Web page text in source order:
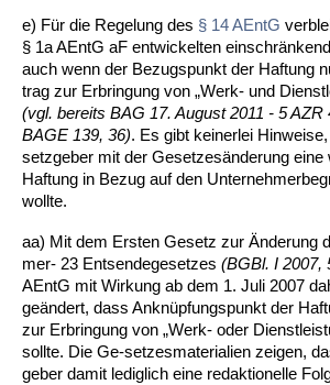
e) Für die Re­ge­lung des § 14 AEntG
§ 1a AEntG aF ent­wi­ckel­ten
auch wenn der Be­zugs­punkt der Haf­tung
trag zur Er­brin­gung von „Werk- und
(vgl. be­reits BAG 17. Au­gust 2011 - 5 AZR
BA­GE 139, 36). Es gibt kei­ner­lei
setz­ge­ber mit der Ge­set­zesände­rung ei­ne
Haf­tung in Be­zug auf den
woll­te.
aa) Mit dem Ers­ten Ge­setz zur Ände­rung
mer- 23 Ent­sen­de­ge­set­zes (BGBl. I 2007,
AEntG mit Wir­kung ab dem 1. Ju­li 2007
geändert, dass An­knüpfungs­punkt der
zur Er­brin­gung von „Werk- oder
soll­te. Die Ge-set­zes­ma­te­ria­li­en zei­gen,
ge­ber da­mit le­dig­lich ei­ne re­dak­tio­nel­le